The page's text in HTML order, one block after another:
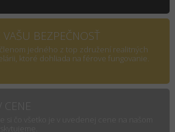
VAŠU BEZPEČNOSŤ
jedného z top združení realitných
ktoré dohliada na férove fungovanie.
CENE